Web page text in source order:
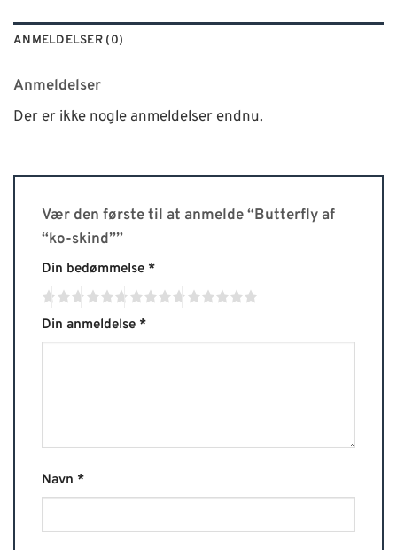
ANMELDELSER (0)
Anmeldelser
Der er ikke nogle anmeldelser endnu.
Vær den første til at anmelde “Butterfly af
“ko-skind””
Din bedømmelse *
Din anmeldelse *
Navn *